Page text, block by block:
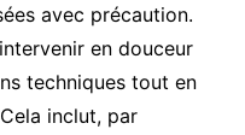
avec précaution.
en douceur
techniques tout en
inclut, par